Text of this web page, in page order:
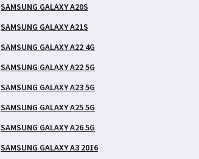
SAMSUNG GALAXY A20S
SAMSUNG GALAXY A21S
SAMSUNG GALAXY A22 4G
SAMSUNG GALAXY A22 5G
SAMSUNG GALAXY A23 5G
SAMSUNG GALAXY A25 5G
SAMSUNG GALAXY A26 5G
SAMSUNG GALAXY A3 2016